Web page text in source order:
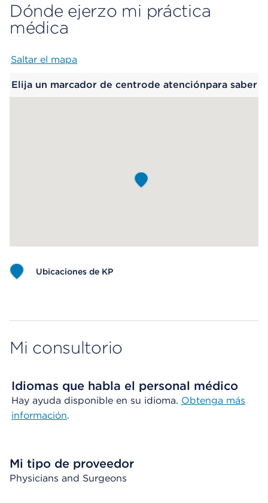
Dónde ejerzo mi práctica
médica
Saltar el mapa
Elija un marcador de centrode atenciónpara saber
Ubicaciones de KP
Mi consultorio
Idiomas que habla el personal médico
Hay ayuda disponible en su idioma. Obtenga más
información.
Mi tipo de proveedor
Physicians and Surgeons